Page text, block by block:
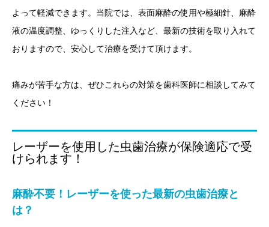
よって軽減できます。当院では、表面麻酔の使用や極細針、麻酔
液の温度調整、ゆっくりした注入など、最新の技術を取り入れて
おりますので、安心して治療を受けて頂けます。
痛みが苦手な方は、ぜひこれらの対策を歯科医師に相談してみて
ください！
レーザーを使用した虫歯治療が保険適応で受
けられます！
麻酔不要！レーザーを使った最新の虫歯治療と
は？